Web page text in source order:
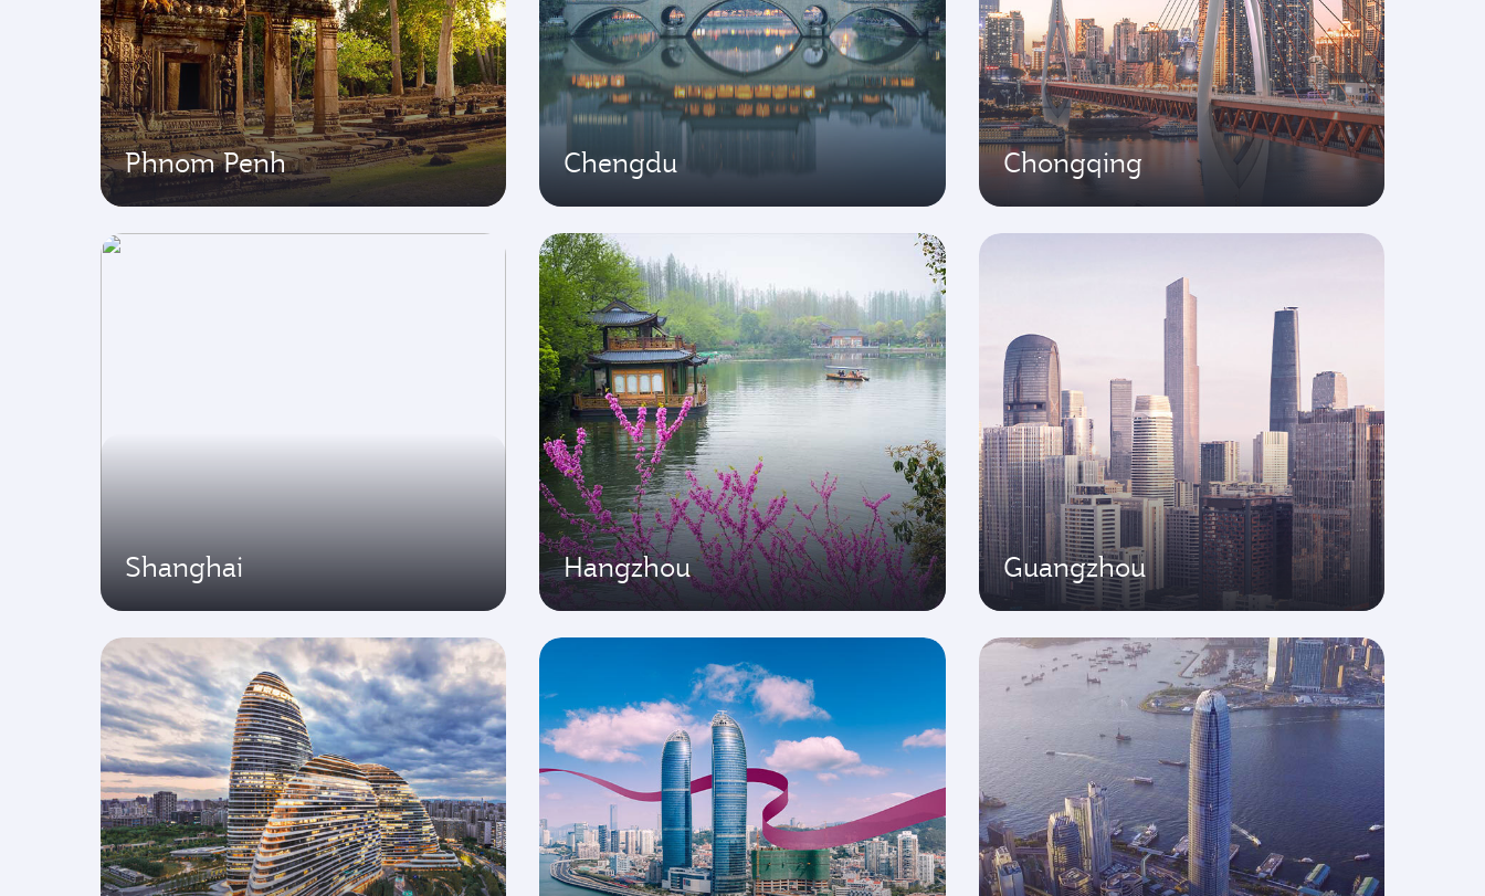
Phnom Penh Chengdu Chongqing
Shanghai Hangzhou Guangzhou